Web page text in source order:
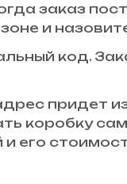
заказ
и
код.
придет
коробку
его